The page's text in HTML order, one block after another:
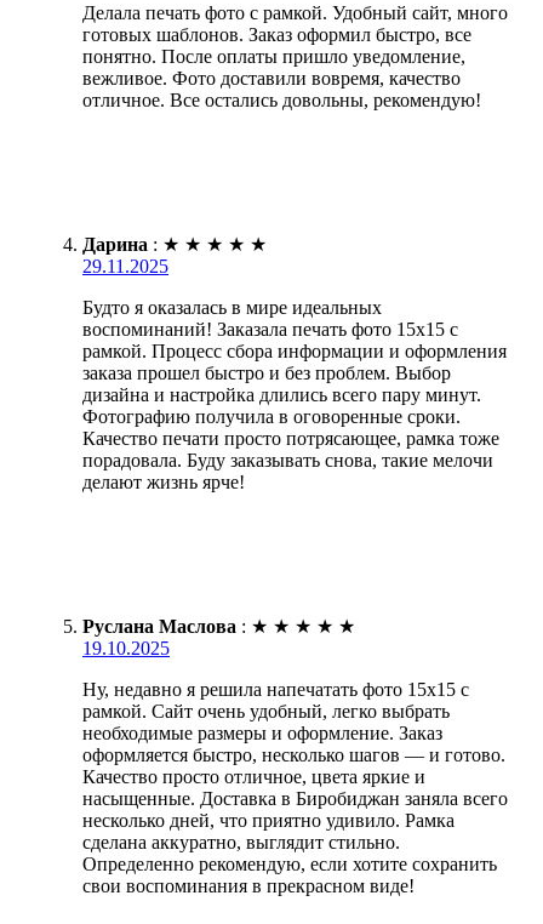
Делала печать фото с рамкой. Удобный сайт, много
готовых шаблонов. Заказ оформил быстро, все
понятно. После оплаты пришло уведомление,
вежливое. Фото доставили вовремя, качество
отличное. Все остались довольны, рекомендую!
Дарина : ★ ★ ★ ★ ★
29.11.2025
Будто я оказалась в мире идеальных
воспоминаний! Заказала печать фото 15х15 с
рамкой. Процесс сбора информации и оформления
заказа прошел быстро и без проблем. Выбор
дизайна и настройка длились всего пару минут.
Фотографию получила в оговоренные сроки.
Качество печати просто потрясающее, рамка тоже
порадовала. Буду заказывать снова, такие мелочи
делают жизнь ярче!
Руслана Маслова : ★ ★ ★ ★ ★
19.10.2025
Ну, недавно я решила напечатать фото 15х15 с
рамкой. Сайт очень удобный, легко выбрать
необходимые размеры и оформление. Заказ
оформляется быстро, несколько шагов — и готово.
Качество просто отличное, цвета яркие и
насыщенные. Доставка в Биробиджан заняла всего
несколько дней, что приятно удивило. Рамка
сделана аккуратно, выглядит стильно.
Определенно рекомендую, если хотите сохранить
свои воспоминания в прекрасном виде!